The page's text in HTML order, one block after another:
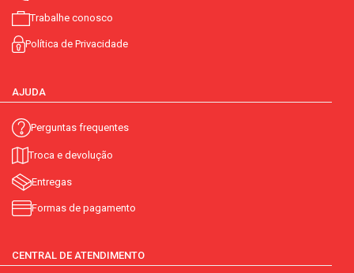
Trabalhe conosco
Política de Privacidade
AJUDA
Perguntas frequentes
Troca e devolução
Entregas
Formas de pagamento
CENTRAL DE ATENDIMENTO